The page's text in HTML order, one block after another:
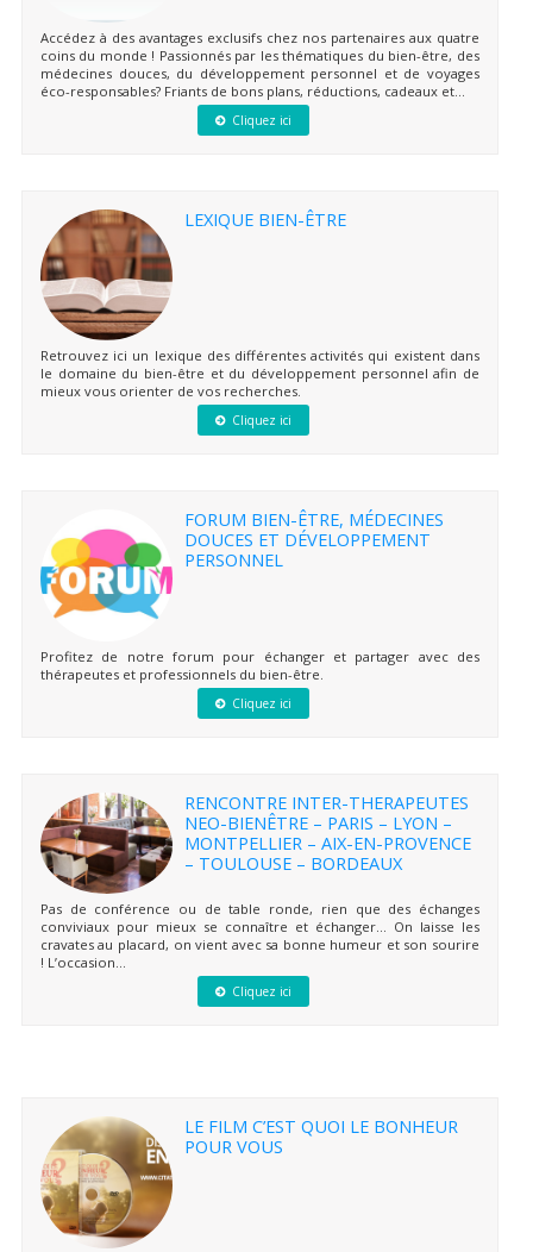
Accédez à des avantages exclusifs chez nos partenaires aux quatre
coins du monde ! Passionnés par les thématiques du bien-être, des
médecines douces, du développement personnel et de voyages
éco-responsables? Friants de bons plans, réductions, cadeaux et...
Cliquez ici
LEXIQUE BIEN-ÊTRE
Retrouvez ici un lexique des différentes activités qui existent dans
le domaine du bien-être et du développement personnel afin de
mieux vous orienter de vos recherches.
Cliquez ici
FORUM BIEN-ÊTRE, MÉDECINES
DOUCES ET DÉVELOPPEMENT
PERSONNEL
Profitez de notre forum pour échanger et partager avec des
thérapeutes et professionnels du bien-être.
Cliquez ici
RENCONTRE INTER-THERAPEUTES
NEO-BIENÊTRE – PARIS – LYON –
MONTPELLIER – AIX-EN-PROVENCE
– TOULOUSE – BORDEAUX
Pas de conférence ou de table ronde, rien que des échanges
conviviaux pour mieux se connaître et échanger… On laisse les
cravates au placard, on vient avec sa bonne humeur et son sourire
! L’occasion...
Cliquez ici
LE FILM C’EST QUOI LE BONHEUR
POUR VOUS